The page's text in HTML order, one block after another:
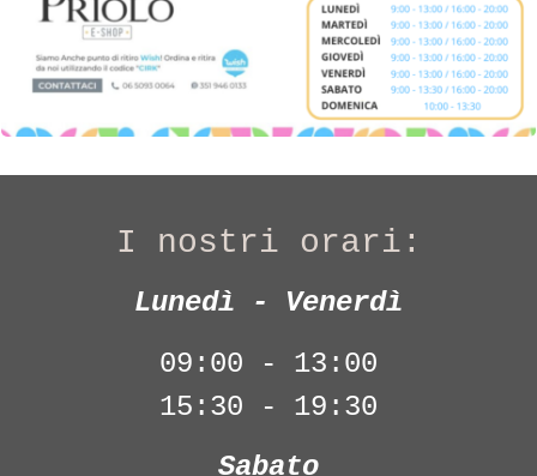
I nostri orari:
Lunedì - Venerdì
09:00 - 13:00
15:30 - 19:30
Sabato